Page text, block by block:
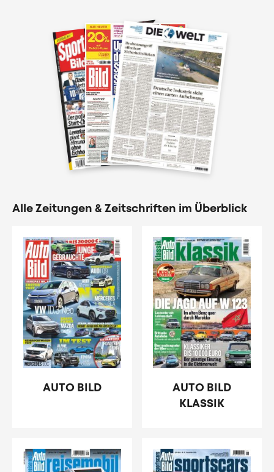
Alle Zeitungen & Zeitschriften im Überblick
AUTO BILD
AUTO BILD
KLASSIK